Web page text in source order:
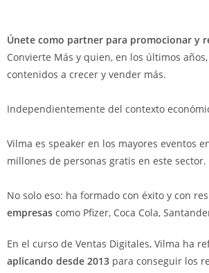
Únete como partner para promocionar y
Convierte Más y quien, en los últimos
contenidos a crecer y vender más.
Independientemente del contexto
Vilma es speaker en los mayores eventos
millones de personas gratis en este sector.
No solo eso: ha formado con éxito y con
empresas como Pfizer, Coca Cola,
En el curso de Ventas Digitales, Vilma ha
aplicando desde 2013 para conseguir los